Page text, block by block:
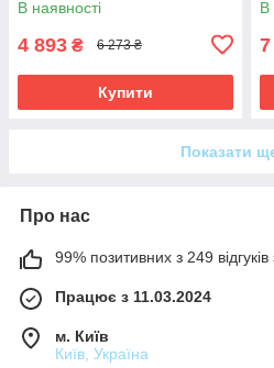
В наявності
4 893 ₴ 6 273 ₴
Купити
В
Показати
Про нас
99% позитивних з 249 відгуків
Працює з 11.03.2024
м. Київ
Київ, Україна